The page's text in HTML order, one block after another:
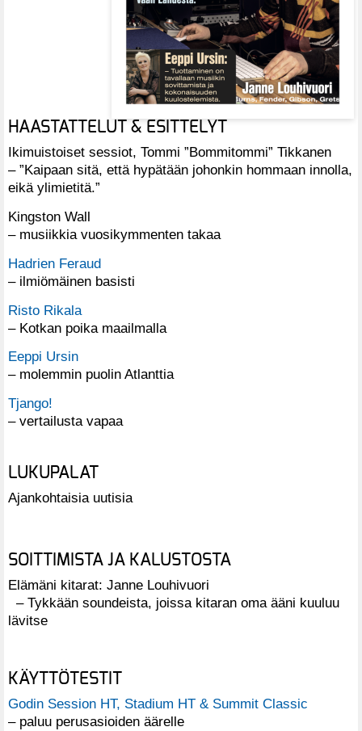
HAASTATTELUT & ESITTELYT
Ikimuistoiset sessiot, Tommi ”Bommitommi” Tikkanen
– ”Kaipaan sitä, että hypätään johonkin hommaan innolla,
eikä ylimietitä.”
Kingston Wall
– musiikkia vuosikymmenten takaa
Hadrien Feraud
– ilmiömäinen basisti
Risto Rikala
– Kotkan poika maailmalla
Eeppi Ursin
– molemmin puolin Atlanttia
Tjango!
– vertailusta vapaa
LUKUPALAT
Ajankohtaisia uutisia
SOITTIMISTA JA KALUSTOSTA
Elämäni kitarat: Janne Louhivuori
– Tykkään soundeista, joissa kitaran oma ääni kuuluu
lävitse
KÄYTTÖTESTIT
Godin Session HT, Stadium HT & Summit Classic
– paluu perusasioiden äärelle